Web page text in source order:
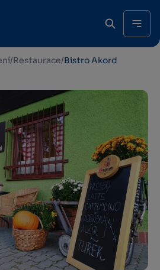
/Restaurace/Bistro Akord